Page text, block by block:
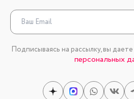
Подписываясь на рассылку, вы даете
персональных